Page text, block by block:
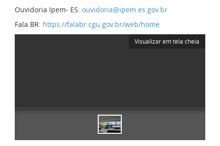
Ouvidoria Ipem- ES: ouvidoria@ipem.es.gov.br
Fala.BR: https://falabr.cgu.gov.br/web/home
Visualizar em tela cheia